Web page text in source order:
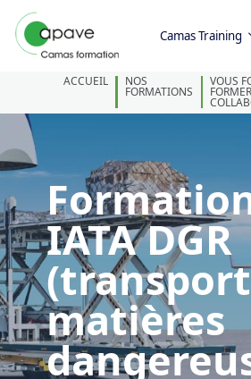
Camas Training
ACCUEIL NOS
FORMATIONS
VOUS
IATA DGR
matières